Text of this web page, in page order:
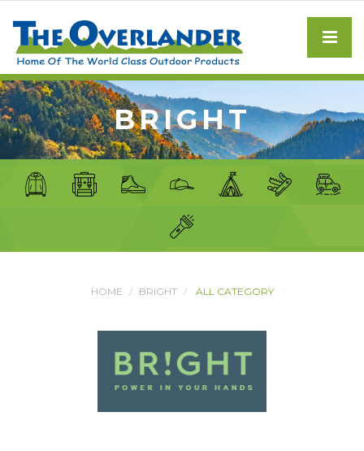
BRIGHT
HOME BRIGHT ALL CATEGORY